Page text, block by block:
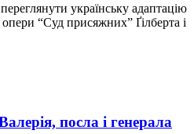
українську адаптацію
опери “Суд присяжних” Ґілберта і
посла і генерала